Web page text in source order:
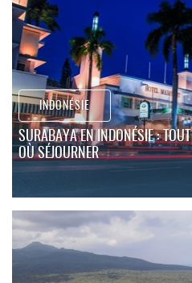
INDONÉSIE
SURABAYA EN INDONÉSIE :
OÙ SÉJOURNER